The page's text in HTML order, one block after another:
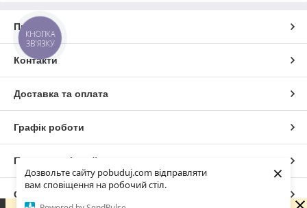
Дозвольте сайту pobuduj.com відправляти
вам сповіщення на робочий стіл.
×
Про нас
Контакти
Доставка та оплата
Графік роботи
Повна версія сайту
Сайт створено на маркетплейсі
КНОПКА
ЗВ'ЯЗКУ